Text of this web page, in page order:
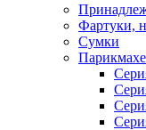
Фартуки,
Сумки